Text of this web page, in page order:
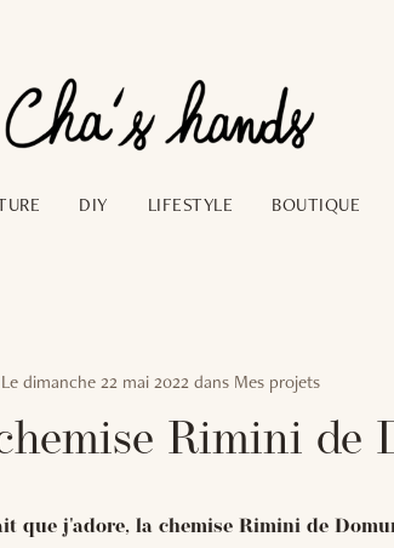
DIY LIFESTYLE BOUTIQUE
Le dimanche 22 mai 2022dans Mes projets
Rimini de
que j'adore, la chemise Rimini de